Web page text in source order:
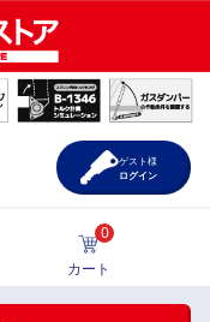
0
カート
ゲスト様
ログイン